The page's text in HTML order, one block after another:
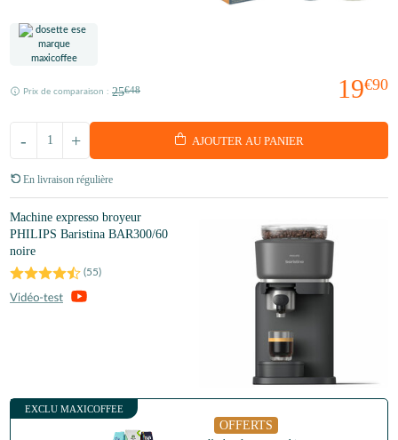
19€90
Prix de comparaison : 25€48
+
- AJOUTER AU PANIER
En livraison régulière
Machine expresso broyeur
PHILIPS Baristina BAR300/60
noire
(55)
EXCLU MAXICOFFEE
OFFERTS